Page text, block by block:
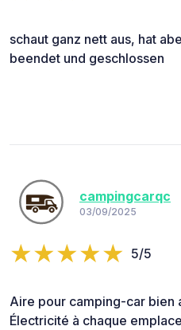
schaut ganz nett aus, hat
beendet und geschlossen
campingcarqc
03/09/2025
5/5
Aire pour camping-car bien
Électricité à chaque